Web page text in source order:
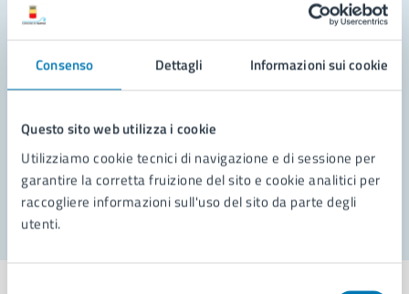
Consenso Dettagli Informazioni sui cookie
Questo sito web utilizza i cookie
Utilizziamo cookie tecnici di navigazione e di sessione per
garantire la corretta fruizione del sito e cookie analitici per
raccogliere informazioni sull'uso del sito da parte degli
utenti.
Richiedi assistenza
Segnala disservizio